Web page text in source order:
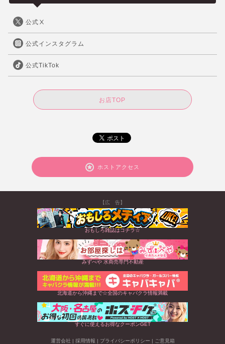
公式Ⅹ
公式インスタグラム
公式TikTok
お店TOP
ホストアクセス
【広 告】
おもしろ雑誌はコチラ☆
みずべや 水商売専門不動産
北海道から沖縄まで☆全国のキャバクラ情報満載
すぐに使えるお得なクーポンGET
運営会社 | 採用情報 | プライバシーポリシー | ご意見箱